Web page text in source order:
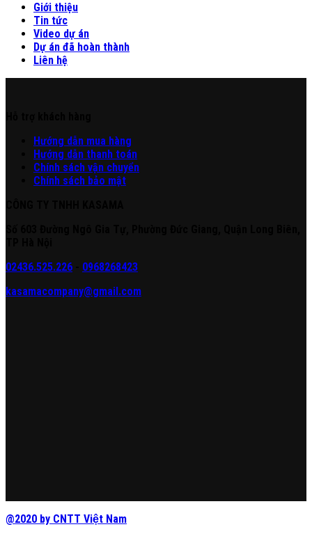
Giới thiệu
Tin tức
Video dự án
Dự án đã hoàn thành
Liên hệ
Hướng dẫn mua hàng
Hướng dẫn thanh toán
Chính sách vận chuyển
Chính sách bảo mật
02436.525.226
0968268423
kasamacompany@gmail.com
@2020 by CNTT Việt Nam